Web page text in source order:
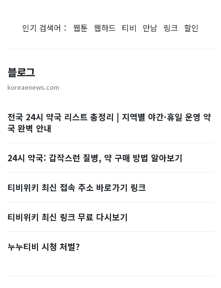
인기 검색어： 웹툰 웹하드 티비 만남 링크 할인
블로그
koreaenews.com
전국 24시 약국 리스트 총정리 | 지역별 야간·휴일 운영 약
국 완벽 안내
24시 약국: 갑작스런 질병, 약 구매 방법 알아보기
티비위키 최신 접속 주소 바로가기 링크
티비위키 최신 링크 무료 다시보기
누누티비 시청 처벌?